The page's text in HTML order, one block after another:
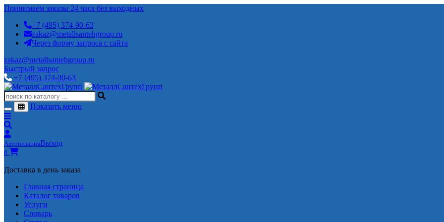
Принимаем заказы 24 часа без выходных
+7 (495) 374-90-63
zakaz@metallsantehgroup.ru
Через форму запроса с сайта
zakaz@metallsantehgroup.ru
Быстрый запрос
+7 (495) 374-90-63
Показать меню
АвторизацияВыход
0
Доставка в день заказа
Главная страница
Каталог товаров
Услуги
Словарь